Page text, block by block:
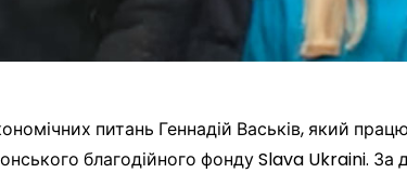
питань Геннадій Васьків, який
благодійного фонду Slava Ukraini. За